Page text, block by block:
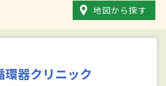
地図から探す
器クリニック